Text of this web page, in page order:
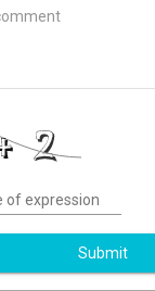
of expression
Submit